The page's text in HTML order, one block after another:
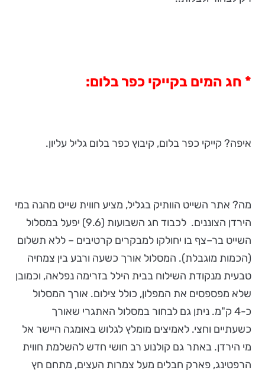
* חג המים בקייקי כפר בלום:
איפה? קייקי כפר בלום, קיבוץ כפר בלום גליל עליון.
מה? אתר השייט הוותיק בגליל, מציע חווית שייט מהנה במי
הירדן הצוננים. לכבוד חג השבועות (9.6) יפעל במסלול
השייט בר–צף בו יחולקו למבקרים קרטיבים – ללא תשלום
(הכמות מוגבלת). המסלול אורך כשעה ורבע בין צמחיה
טבעית מנקודת השילוח בבית הילל בזרימה נפלאה, וכמובן
שלא מפספסים את המפלון, כולל צילום. אורך המסלול
כ-4 ק"מ. ניתן גם לבחור במסלול האתגרי שאורך
כשעתיים וחצי. לאמיצים מומלץ לגלוש באומגה היישר אל
מי הירדן. באתר גם קולנוע רב חושי חדש להשלמת חווית
הרפטינג, פארק חבלים מעל צמרות העצים, מתחם חץ